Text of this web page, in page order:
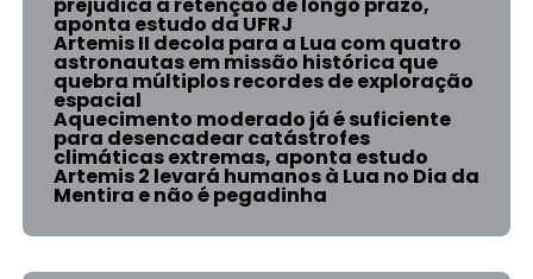
aponta estudo da UFRJ
Artemis II decola para a Lua com quatro
astronautas em missão histórica que
quebra múltiplos recordes de exploração
espacial
Aquecimento moderado já é suficiente
para desencadear catástrofes
climáticas extremas, aponta estudo
Artemis 2 levará humanos à Lua no Dia da
Mentira e não é pegadinha